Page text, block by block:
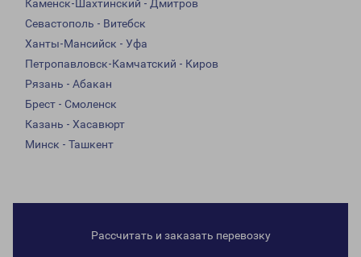
Каменск-Шахтинский - Дмитров
Севастополь - Витебск
Ханты-Мансийск - Уфа
Петропавловск-Камчатский - Киров
Рязань - Абакан
Брест - Смоленск
Казань - Хасавюрт
Минск - Ташкент
Рассчитать и заказать перевозку